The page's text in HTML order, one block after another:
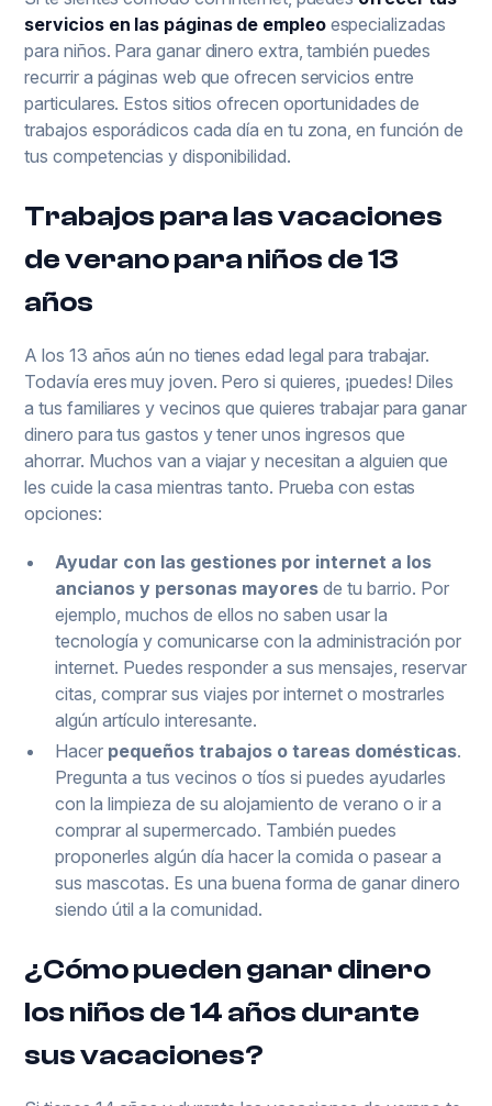
servicios en las páginas de empleoespecializadas
para niños. Para ganar dinero extra, también puedes
recurrir a páginas web que ofrecen servicios entre
particulares. Estos sitios ofrecen oportunidades de
trabajos esporádicos cada día en tu zona, en función de
tus competencias y disponibilidad.
Trabajos para las vacaciones
de verano para niños de 13
años
A los 13 años aún no tienes edad legal para trabajar.
Todavía eres muy joven. Pero si quieres, ¡puedes! Diles
a tus familiares y vecinos que quieres trabajar para ganar
dinero para tus gastos y tener unos ingresos que
ahorrar. Muchos van a viajar y necesitan a alguien que
les cuide la casa mientras tanto. Prueba con estas
opciones:
Ayudar con las gestiones por internet a los
ancianos y personas mayores de tu barrio. Por
ejemplo, muchos de ellos no saben usar la
tecnología y comunicarse con la administración por
internet. Puedes responder a sus mensajes, reservar
citas, comprar sus viajes por internet o mostrarles
algún artículo interesante.
Hacer pequeños trabajos o tareas domésticas.
Pregunta a tus vecinos o tíos si puedes ayudarles
con la limpieza de su alojamiento de verano o ir a
comprar al supermercado. También puedes
proponerles algún día hacer la comida o pasear a
sus mascotas. Es una buena forma de ganar dinero
siendo útil a la comunidad.
¿Cómo pueden ganar dinero
los niños de 14 años durante
sus vacaciones?